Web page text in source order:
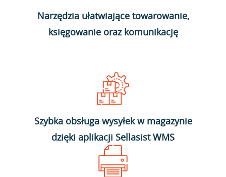
Narzędzia ułatwiające towarowanie,
księgowanie oraz komunikację
Szybka obsługa wysyłek w magazynie
dzięki aplikacji Sellasist WMS